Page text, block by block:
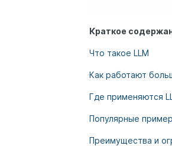
Краткое
Что такое LLM
Как работают
Где применяются
Популярные
Преимущества и